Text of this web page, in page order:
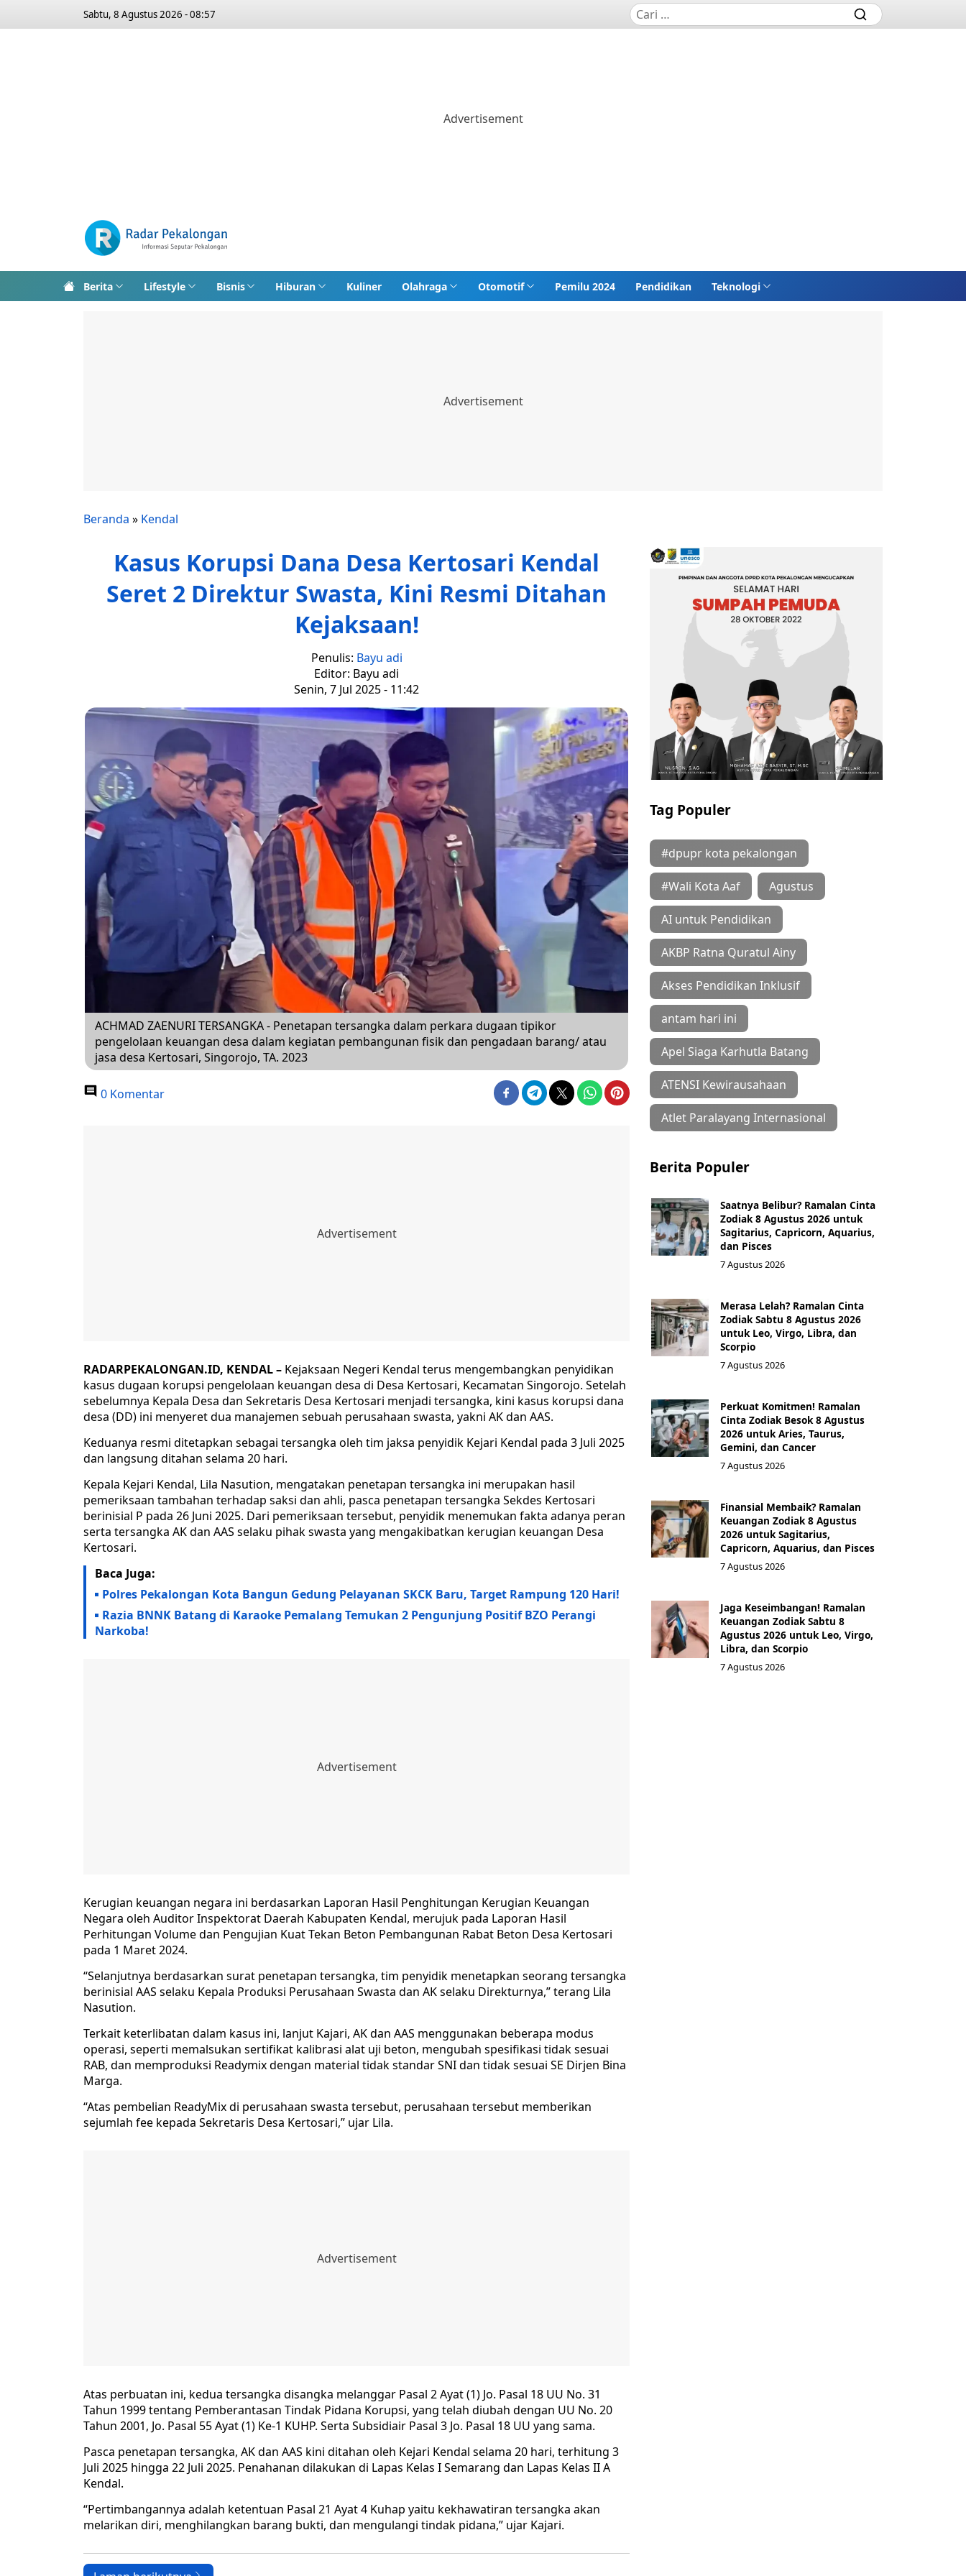
Sabtu, 8 Agustus 2026 - 08:57
Berita Lifestyle Bisnis Hiburan Kuliner Olahraga Otomotif Pemilu 2024 Pendidikan Teknologi
Beranda » Kendal
Kasus Korupsi Dana Desa Kertosari Kendal
Seret 2 Direktur Swasta, Kini Resmi Ditahan
Kejaksaan!
Penulis: Bayu adi
Editor: Bayu adi
Senin, 7 Jul 2025 - 11:42
ACHMAD ZAENURI TERSANGKA - Penetapan tersangka dalam perkara dugaan tipikor
pengelolaan keuangan desa dalam kegiatan pembangunan fisik dan pengadaan barang/ atau
jasa desa Kertosari, Singorojo, TA. 2023
0 Komentar
RADARPEKALONGAN.ID, KENDAL – Kejaksaan Negeri Kendal terus mengembangkan penyidikan
kasus dugaan korupsi pengelolaan keuangan desa di Desa Kertosari, Kecamatan Singorojo. Setelah
sebelumnya Kepala Desa dan Sekretaris Desa Kertosari menjadi tersangka, kini kasus korupsi dana
desa (DD) ini menyeret dua manajemen sebuah perusahaan swasta, yakni AK dan AAS.
Keduanya resmi ditetapkan sebagai tersangka oleh tim jaksa penyidik Kejari Kendal pada 3 Juli 2025
dan langsung ditahan selama 20 hari.
Kepala Kejari Kendal, Lila Nasution, mengatakan penetapan tersangka ini merupakan hasil
pemeriksaan tambahan terhadap saksi dan ahli, pasca penetapan tersangka Sekdes Kertosari
berinisial P pada 26 Juni 2025. Dari pemeriksaan tersebut, penyidik menemukan fakta adanya peran
serta tersangka AK dan AAS selaku pihak swasta yang mengakibatkan kerugian keuangan Desa
Kertosari.
Baca Juga:
Polres Pekalongan Kota Bangun Gedung Pelayanan SKCK Baru, Target Rampung 120 Hari!
Razia BNNK Batang di Karaoke Pemalang Temukan 2 Pengunjung Positif BZO Perangi
Narkoba!
Kerugian keuangan negara ini berdasarkan Laporan Hasil Penghitungan Kerugian Keuangan
Negara oleh Auditor Inspektorat Daerah Kabupaten Kendal, merujuk pada Laporan Hasil
Perhitungan Volume dan Pengujian Kuat Tekan Beton Pembangunan Rabat Beton Desa Kertosari
pada 1 Maret 2024.
“Selanjutnya berdasarkan surat penetapan tersangka, tim penyidik menetapkan seorang tersangka
berinisial AAS selaku Kepala Produksi Perusahaan Swasta dan AK selaku Direkturnya,” terang Lila
Nasution.
Terkait keterlibatan dalam kasus ini, lanjut Kajari, AK dan AAS menggunakan beberapa modus
operasi, seperti memalsukan sertifikat kalibrasi alat uji beton, mengubah spesifikasi tidak sesuai
RAB, dan memproduksi Readymix dengan material tidak standar SNI dan tidak sesuai SE Dirjen Bina
Marga.
“Atas pembelian ReadyMix di perusahaan swasta tersebut, perusahaan tersebut memberikan
sejumlah fee kepada Sekretaris Desa Kertosari,” ujar Lila.
Atas perbuatan ini, kedua tersangka disangka melanggar Pasal 2 Ayat (1) Jo. Pasal 18 UU No. 31
Tahun 1999 tentang Pemberantasan Tindak Pidana Korupsi, yang telah diubah dengan UU No. 20
Tahun 2001, Jo. Pasal 55 Ayat (1) Ke-1 KUHP. Serta Subsidiair Pasal 3 Jo. Pasal 18 UU yang sama.
Pasca penetapan tersangka, AK dan AAS kini ditahan oleh Kejari Kendal selama 20 hari, terhitung 3
Juli 2025 hingga 22 Juli 2025. Penahanan dilakukan di Lapas Kelas I Semarang dan Lapas Kelas II A
Kendal.
“Pertimbangannya adalah ketentuan Pasal 21 Ayat 4 Kuhap yaitu kekhawatiran tersangka akan
melarikan diri, menghilangkan barang bukti, dan mengulangi tindak pidana,” ujar Kajari.
Tag Populer
#dpupr kota pekalongan
#Wali Kota Aaf Agustus
AI untuk Pendidikan
AKBP Ratna Quratul Ainy
Akses Pendidikan Inklusif
antam hari ini
Apel Siaga Karhutla Batang
ATENSI Kewirausahaan
Atlet Paralayang Internasional
Berita Populer
Saatnya Belibur? Ramalan Cinta
Zodiak 8 Agustus 2026 untuk
Sagitarius, Capricorn, Aquarius,
dan Pisces
7 Agustus 2026
Merasa Lelah? Ramalan Cinta
Zodiak Sabtu 8 Agustus 2026
untuk Leo, Virgo, Libra, dan
Scorpio
7 Agustus 2026
Perkuat Komitmen! Ramalan
Cinta Zodiak Besok 8 Agustus
2026 untuk Aries, Taurus,
Gemini, dan Cancer
7 Agustus 2026
Finansial Membaik? Ramalan
Keuangan Zodiak 8 Agustus
2026 untuk Sagitarius,
Capricorn, Aquarius, dan Pisces
7 Agustus 2026
Jaga Keseimbangan! Ramalan
Keuangan Zodiak Sabtu 8
Agustus 2026 untuk Leo, Virgo,
Libra, dan Scorpio
7 Agustus 2026